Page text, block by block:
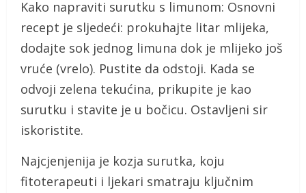
Kako napraviti surutku s limunom: Osnovni
recept je sljedeći: prokuhajte litar mlijeka,
dodajte sok jednog limuna dok je mlijeko još
vruće (vrelo). Pustite da odstoji. Kada se
odvoji zelena tekućina, prikupite je kao
surutku i stavite je u bočicu. Ostavljeni sir
iskoristite.
Najcjenjenija je kozja surutka, koju
fitoterapeuti i ljekari smatraju ključnim